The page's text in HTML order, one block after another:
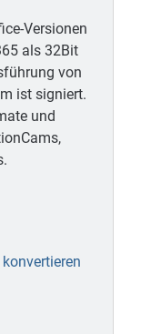
Versionen
als 32Bit
von
ist signiert.
und